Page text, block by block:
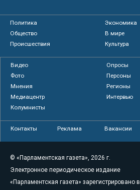
Политика
Экономика
Общество
В мире
Происшествия
Культура
Видео
Опросы
Фото
Персоны
Мнения
Регионы
Медиацентр
Интервью
Колумнисты
Контакты Реклама Вакансии
© «Парламентская газета», 2026 г.
Электронное периодическое издание
«Парламентская газета» зарегистрировано в